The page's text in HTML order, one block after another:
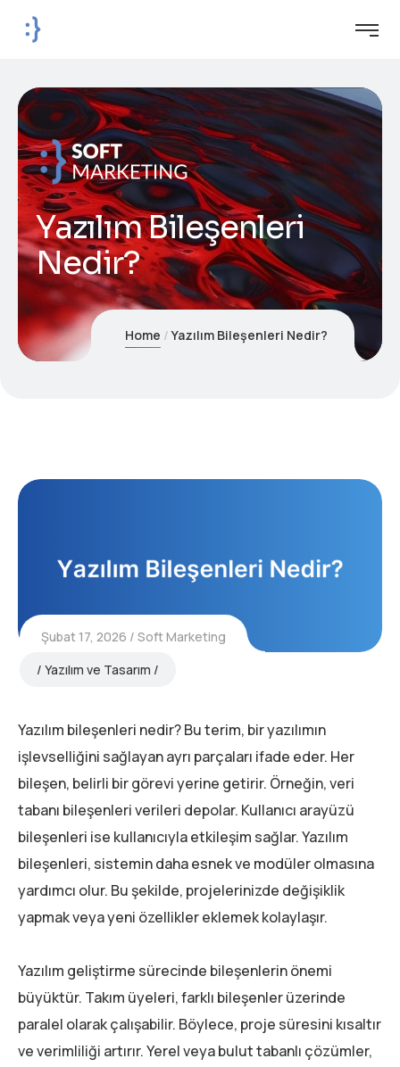
Yazılım Bileşenleri
Nedir?
Home Yazılım Bileşenleri Nedir?
Şubat 17, 2026
Soft Marketing
Yazılım ve Tasarım
Yazılım bileşenleri nedir? Bu terim, bir yazılımın
işlevselliğini sağlayan ayrı parçaları ifade eder. Her
bileşen, belirli bir görevi yerine getirir. Örneğin, veri
tabanı bileşenleri verileri depolar. Kullanıcı arayüzü
bileşenleri ise kullanıcıyla etkileşim sağlar. Yazılım
bileşenleri, sistemin daha esnek ve modüler olmasına
yardımcı olur. Bu şekilde, projelerinizde değişiklik
yapmak veya yeni özellikler eklemek kolaylaşır.
Yazılım geliştirme sürecinde bileşenlerin önemi
büyüktür. Takım üyeleri, farklı bileşenler üzerinde
paralel olarak çalışabilir. Böylece, proje süresini kısaltır
ve verimliliği artırır. Yerel veya bulut tabanlı çözümler,